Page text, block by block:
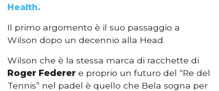
Health.
Il primo argomento è il suo passaggio a
Wilson dopo un decennio alla Head.
Wilson che è la stessa marca di racchette di
Roger Federer e proprio un futuro del “Re del
Tennis” nel padel è quello che Bela sogna per